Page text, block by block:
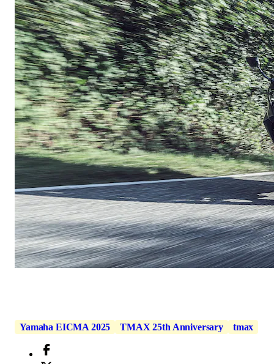
Yamaha EICMA 2025 TMAX 25th Anniversary tmax